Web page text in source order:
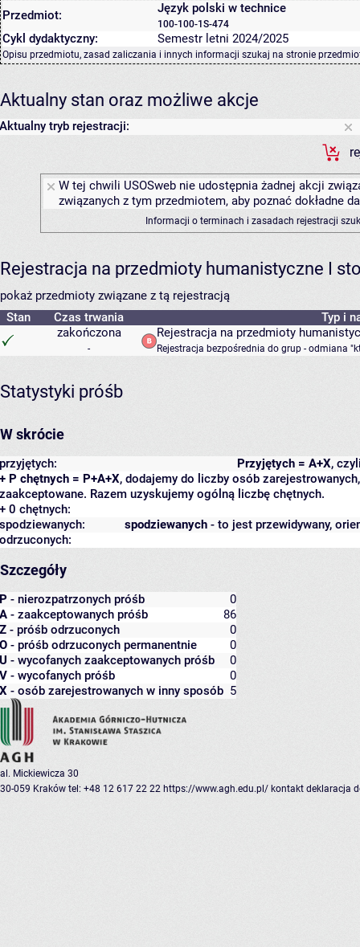
Przedmiot: Język polski w technice
100-100-1S-474
Cykl dydaktyczny: Semestr letni 2024/2025
Opisu przedmiotu, zasad zaliczania i innych informacji szukaj na stronie
Aktualny stan oraz możliwe akcje
Aktualny tryb rejestracji:
W tej chwili USOSweb nie udostępnia żadnej akcji
związanych z tym przedmiotem, aby poznać dokładne
Informacji o terminach i zasadach rejestracji
Rejestracja na przedmioty humanistyczne I
pokaż przedmioty związane z tą rejestracją
Stan
Czas trwania
Typ i
zakończona
-
Rejestracja na przedmioty
Rejestracja bezpośrednia do grup - odmiana
Statystyki próśb
W skrócie
Przyjętych = A+X,
przyjętych:
+ P chętnych = P+A+X, dodajemy do liczby osób
zaakceptowane. Razem uzyskujemy ogólną liczbę chętnych.
+ 0 chętnych:
spodziewanych - to jest przewidywany,
spodziewanych:
odrzuconych:
Szczegóły
P - nierozpatrzonych próśb
0
A - zaakceptowanych próśb
86
Z - próśb odrzuconych
0
O - próśb odrzuconych permanentnie
0
U - wycofanych zaakceptowanych próśb
0
V - wycofanych próśb
0
X - osób zarejestrowanych w inny sposób 5
al. Mickiewicza 30
30-059 Kraków tel: +48 12 617 22 22 https://www.agh.edu.pl/ kontakt deklaracja